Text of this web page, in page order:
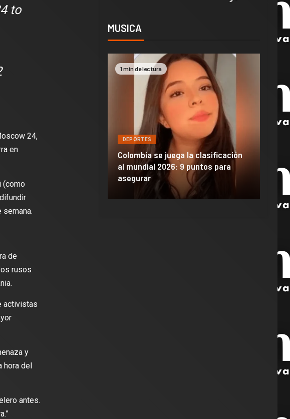
to
24,
en
(como
semana.
de
rusos
activistas
y
hora del
antes.
MUSICA
lanza camiseta de
contra el Real Madrid
1 min de lectura
DEPORTES
Colombia se juega la clasificación
al mundial 2026: 9 puntos para
asegurar
de